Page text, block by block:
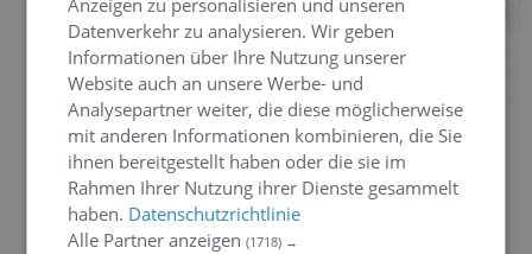
Anzeigen zu personalisieren und unseren
Datenverkehr zu analysieren. Wir geben
Informationen über Ihre Nutzung unserer
Website auch an unsere Werbe- und
Analysepartner weiter, die diese möglicherweise
mit anderen Informationen kombinieren, die Sie
ihnen bereitgestellt haben oder die sie im
Rahmen Ihrer Nutzung ihrer Dienste gesammelt
haben. Datenschutzrichtlinie
Alle Partner anzeigen(1718) →